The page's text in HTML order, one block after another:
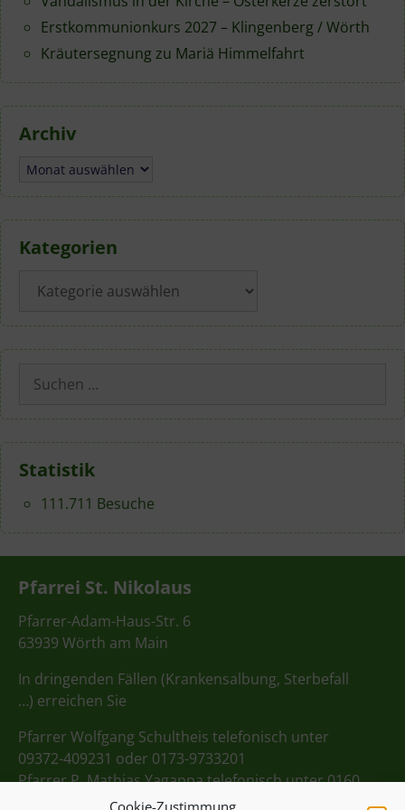
Cookie-Zustimmung
Erstkommunionkurs 2027 – Klingenberg / Wörth
Kräutersegnung zu Mariä Himmelfahrt
Archiv
Archiv
Kategorien
Suchen
nach:
Statistik
111.711 Besuche
Pfarrei St. Nikolaus
Pfarrer-Adam-Haus-Str. 6
63939 Wörth am Main
In dringenden Fällen (Krankensalbung, Sterbefall
…) erreichen Sie
Pfarrer Wolfgang Schultheis telefonisch unter
09372-409231 oder 0173-9733201
Pfarrer P. Mathias Yagappa telefonisch unter 0160